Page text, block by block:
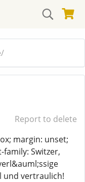
Report to delete
margin: unset;
Switzer,
und vertraulich!